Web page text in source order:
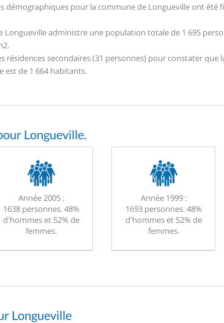
démographiques pour la commune de Longueville ont été
Longueville administre une population totale de 1 695
résidences secondaires (31 personnes) pour constater
est de 1 664 habitants.
Longueville.
Année 2005 :
1638 personnes. 48%
d'hommes et 52% de
femmes.
Année 1999 :
1693 personnes. 48%
d'hommes et 52% de
femmes.
Longueville